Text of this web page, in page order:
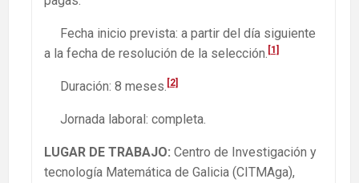
Fecha inicio prevista: a partir del día siguiente
a la fecha de resolución de la selección. [1]
Duración: 8 meses. [2]
Jornada laboral: completa.
LUGAR DE TRABAJO: Centro de Investigación y
tecnología Matemática de Galicia (CITMAga),